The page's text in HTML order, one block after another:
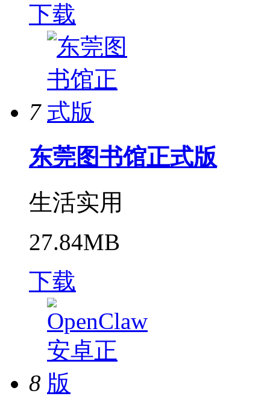
下载
7
东莞图书馆正式版
生活实用
27.84MB
下载
8